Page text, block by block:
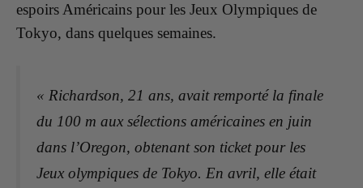
espoirs Américains pour les Jeux Olympiques de
Tokyo, dans quelques semaines.
« Richardson, 21 ans, avait remporté la finale
du 100 m aux sélections américaines en juin
dans l’Oregon, obtenant son ticket pour les
Jeux olympiques de Tokyo. En avril, elle était